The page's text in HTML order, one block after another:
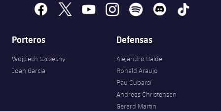
facebook
x youtubeinstagramspotify discord tiktok
Porteros
Wojciech Szczęsny
Joan Garcia
Defensas
Alejandro Balde
Ronald Araujo
Pau Cubarsí
Andreas Christensen
Gerard Martín